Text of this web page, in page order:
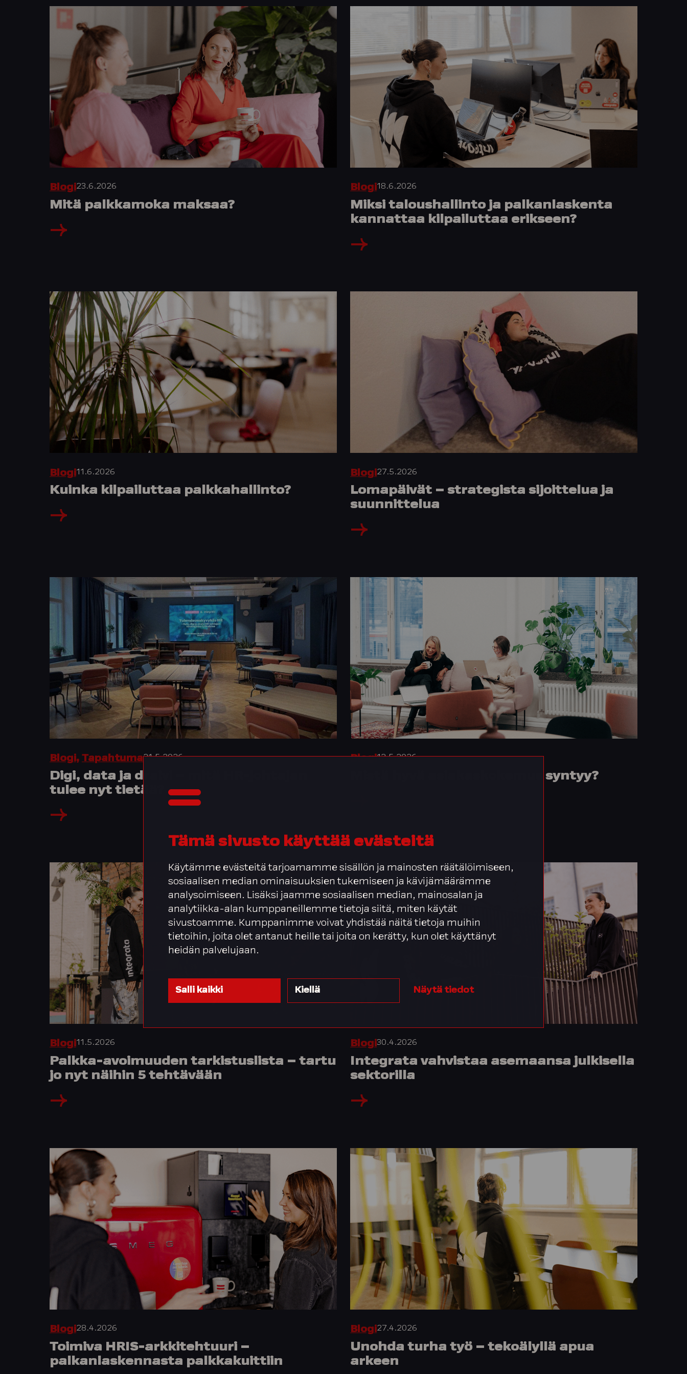
Tämä sivusto käyttää evästeitä
Käytämme evästeitä tarjoamamme sisällön ja mainosten räätälöimiseen,
sosiaalisen median ominaisuuksien tukemiseen ja kävijämäärämme
analysoimiseen. Lisäksi jaamme sosiaalisen median, mainosalan ja
analytiikka-alan kumppaneillemme tietoja siitä, miten käytät
sivustoamme. Kumppanimme voivat yhdistää näitä tietoja muihin
tietoihin, joita olet antanut heille tai joita on kerätty, kun olet käyttänyt
heidän palvelujaan.
Salli kaikki Kiellä Näytä tiedot
Blogi23.6.2026
Mitä palkkamoka maksaa?
Blogi18.6.2026
Miksi taloushallinto ja palkanlaskenta
kannattaa kilpailuttaa erikseen?
Blogi11.6.2026
Kuinka kilpailuttaa palkkahallinto?
Blogi27.5.2026
Lomapäivät – strategista sijoittelua ja
suunnittelua
Blogi, Tapahtuma21.5.2026
Digi, data ja draivi – mitä HR-johtajan
tulee nyt tietää?
Blogi12.5.2026
Mistä hyvä asiakaskokemus syntyy?
Blogi11.5.2026
Palkka-avoimuuden tarkistuslista – tartu
jo nyt näihin 5 tehtävään
Blogi30.4.2026
Integrata vahvistaa asemaansa julkisella
sektorilla
Blogi28.4.2026
Toimiva HRIS-arkkitehtuuri –
palkanlaskennasta palkkakuittiin
Blogi27.4.2026
Unohda turha työ – tekoälyllä apua
arkeen